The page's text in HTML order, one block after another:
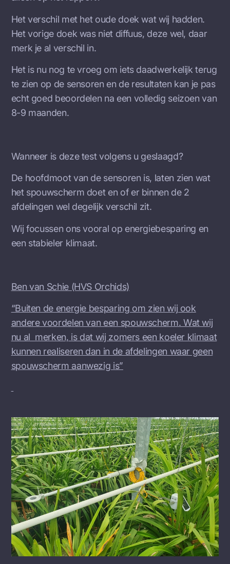
Het verschil met het oude doek wat wij hadden.
Het vorige doek was niet diffuus, deze wel, daar
merk je al verschil in.
Het is nu nog te vroeg om iets daadwerkelijk terug
te zien op de sensoren en de resultaten kan je pas
echt goed beoordelen na een volledig seizoen van
8-9 maanden.
Wanneer is deze test volgens u geslaagd?
De hoofdmoot van de sensoren is, laten zien wat
het spouwscherm doet en of er binnen de 2
afdelingen wel degelijk verschil zit.
Wij focussen ons vooral op energiebesparing en
een stabieler klimaat.
Ben van Schie (HVS Orchids)
“Buiten de energie besparing om zien wij ook
andere voordelen van een spouwscherm. Wat wij
nu al merken, is dat wij zomers een koeler klimaat
kunnen realiseren dan in de afdelingen waar geen
spouwscherm aanwezig is”